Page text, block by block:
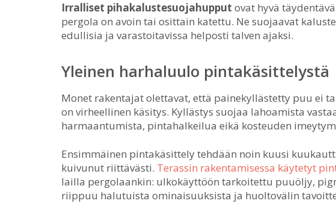
Irralliset pihakalustesuojahupput ovat hyvä
pergola on avoin tai osittain katettu. Ne suojaavat
edullisia ja varastoitavissa helposti talven ajaksi.
Yleinen harhaluulo pintakäsittelystä
Monet rakentajat olettavat, että painekyllästetty puu ei
on virheellinen käsitys. Kyllästys suojaa lahoamista
harmaantumista, pintahalkeilua eikä kosteuden
Ensimmäinen pintakäsittely tehdään noin kuusi
kuivunut riittävästi. Terassin rakentamisessa käytetyt
lailla pergolaankin: ulkokäyttöön tarkoitettu puuöljy,
riippuu halutuista ominaisuuksista ja huoltovälin